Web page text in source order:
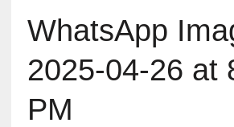
WhatsApp
2025-04-26 at
PM